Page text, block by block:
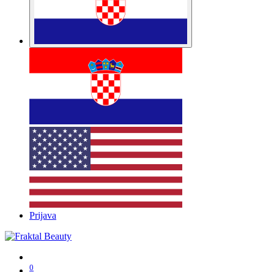
Prijava
0